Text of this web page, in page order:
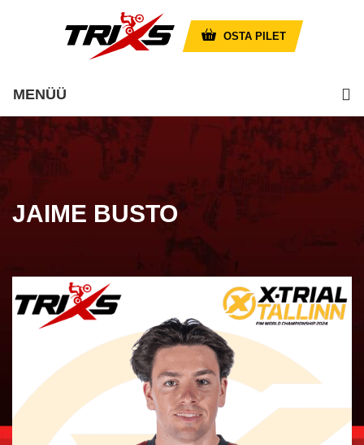
OSTA PILET
MENÜÜ
JAIME BUSTO